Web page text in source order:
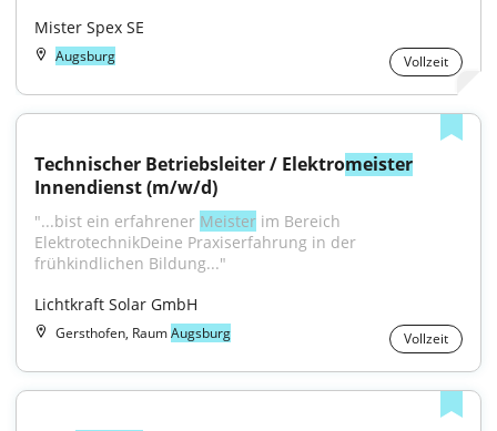
Mister Spex SE
Augsburg Vollzeit
Technischer Betriebsleiter / Elektromeister
Innendienst (m/w/d)
"...bist ein erfahrener Meister im Bereich
ElektrotechnikDeine Praxiserfahrung in der
frühkindlichen Bildung..."
Lichtkraft Solar GmbH
Gersthofen, RaumAugsburg Vollzeit